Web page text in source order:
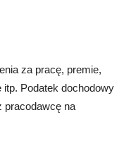
za pracę, premie,
itp. Podatek dochodowy
pracodawcę na